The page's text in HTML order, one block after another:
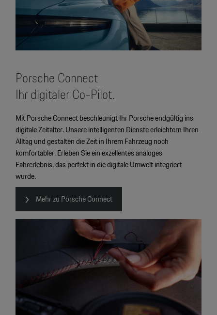
Porsche Connect
Ihr digitaler Co-Pilot.
Mit Porsche Connect beschleunigt Ihr Porsche endgültig ins
digitale Zeitalter. Unsere intelligenten Dienste erleichtern Ihren
Alltag und gestalten die Zeit in Ihrem Fahrzeug noch
komfortabler. Erleben Sie ein exzellentes analoges
Fahrerlebnis, das perfekt in die digitale Umwelt integriert
wurde.
Mehr zu Porsche Connect